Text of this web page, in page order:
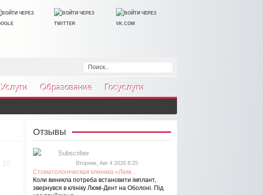
Услуги Образование Госуслуги
10
Отзывы
Subscriber
Вторник, Авг 4 2026 8:25
Стоматологическая клиника «Люм...
Коли виникла потреба встановити імплант,
звернувся в клініку Люмі-Дент на Оболоні. Під